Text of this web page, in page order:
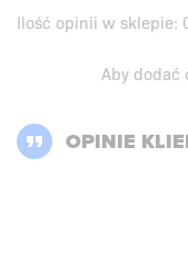
Ilość opinii w sklepie:
Aby dodać
OPINIE